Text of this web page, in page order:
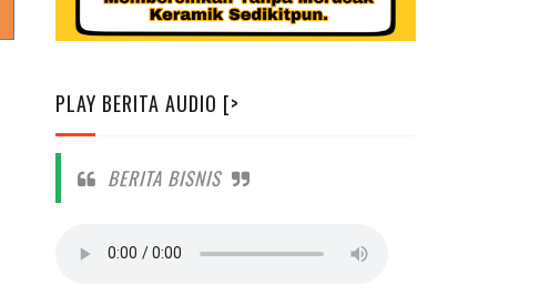
PLAY BERITA AUDIO [>
BERITA BISNIS